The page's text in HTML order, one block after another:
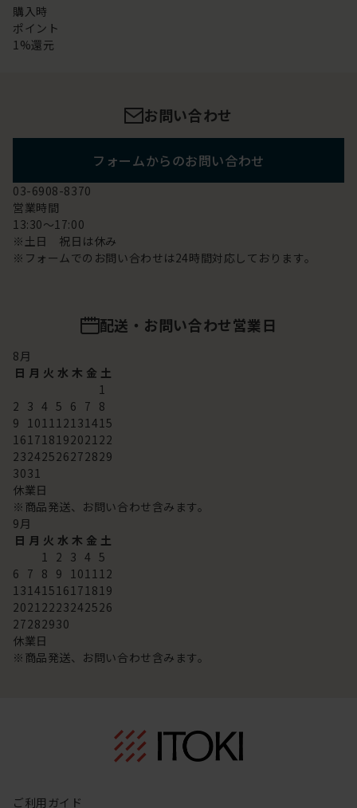
購入時
ポイント
1%還元
お問い合わせ
フォームからのお問い合わせ
03-6908-8370
営業時間
13:30～17:00
※土日 祝日は休み
※フォームでのお問い合わせは24時間対応しております。
配送・お問い合わせ営業日
8月
日 月 火 水 木 金 土
1
2 3 4 5 6 7 8
9 101112131415
16171819202122
23242526272829
3031
休業日
※商品発送、お問い合わせ含みます。
9月
日 月 火 水 木 金 土
1 2 3 4 5
6 7 8 9 101112
13141516171819
20212223242526
27282930
休業日
※商品発送、お問い合わせ含みます。
ご利用ガイド